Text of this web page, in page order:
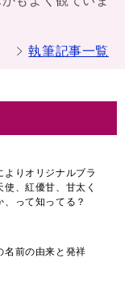
執筆記事一覧
よりオリジナルブラ
、紅優甘、甘太く
って知ってる？
名前の由来と発祥